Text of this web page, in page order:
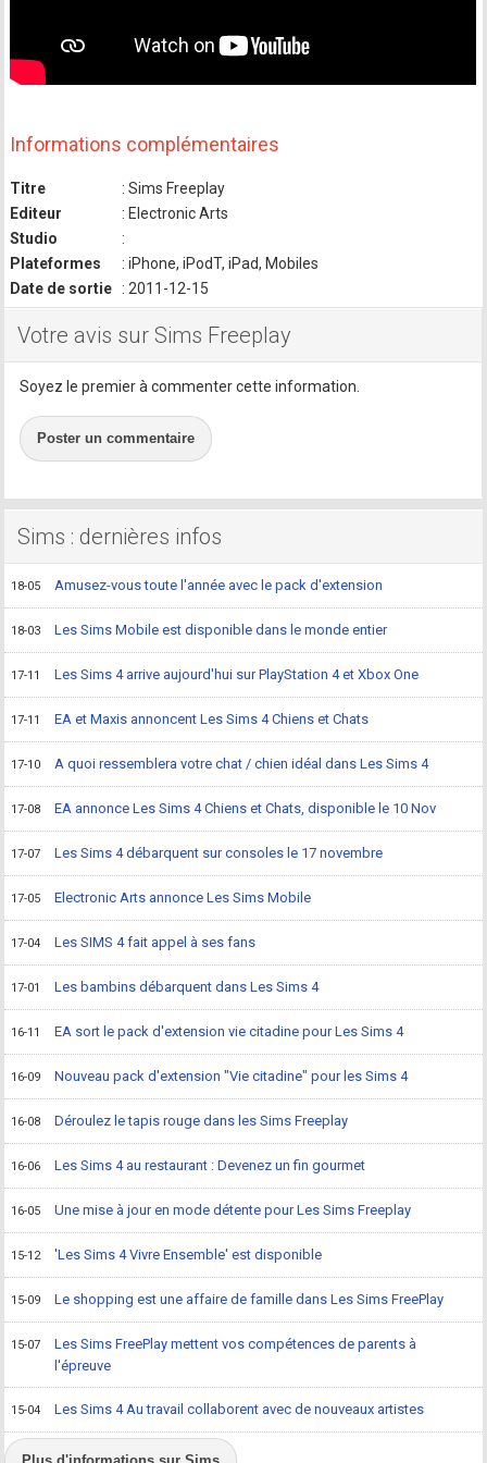
Informations complémentaires
Titre
: Sims Freeplay
Editeur
: Electronic Arts
Studio
:
Plateformes
: iPhone, iPodT, iPad, Mobiles
Date de sortie
: 2011-12-15
Votre avis sur Sims Freeplay
Soyez le premier à commenter cette information.
Poster un commentaire
Sims : dernières infos
18-05 Amusez-vous toute l'année avec le pack d'extension
18-03 Les Sims Mobile est disponible dans le monde entier
17-11 Les Sims 4 arrive aujourd'hui sur PlayStation 4 et Xbox One
17-11 EA et Maxis annoncent Les Sims 4 Chiens et Chats
17-10 A quoi ressemblera votre chat / chien idéal dans Les Sims 4
17-08 EA annonce Les Sims 4 Chiens et Chats, disponible le 10 Nov
17-07 Les Sims 4 débarquent sur consoles le 17 novembre
17-05 Electronic Arts annonce Les Sims Mobile
17-04 Les SIMS 4 fait appel à ses fans
17-01 Les bambins débarquent dans Les Sims 4
16-11 EA sort le pack d'extension vie citadine pour Les Sims 4
16-09 Nouveau pack d'extension "Vie citadine" pour les Sims 4
16-08 Déroulez le tapis rouge dans les Sims Freeplay
16-06 Les Sims 4 au restaurant : Devenez un fin gourmet
16-05 Une mise à jour en mode détente pour Les Sims Freeplay
15-12 'Les Sims 4 Vivre Ensemble' est disponible
15-09 Le shopping est une affaire de famille dans Les Sims FreePlay
15-07
Les Sims FreePlay mettent vos compétences de parents à
l'épreuve
15-04 Les Sims 4 Au travail collaborent avec de nouveaux artistes